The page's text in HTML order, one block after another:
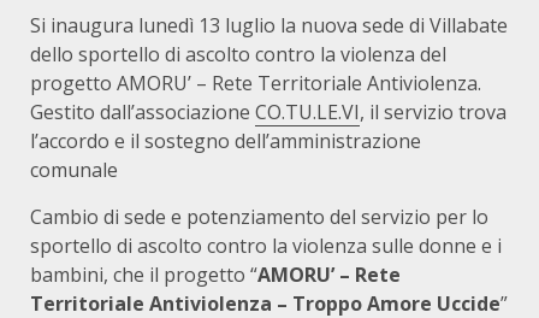
Si inaugura lunedì 13 luglio la nuova sede di Villabate
dello sportello di ascolto contro la violenza del
progetto AMORU’ – Rete Territoriale Antiviolenza.
Gestito dall’associazione CO.TU.LE.VI, il servizio trova
l’accordo e il sostegno dell’amministrazione
comunale
Cambio di sede e potenziamento del servizio per lo
sportello di ascolto contro la violenza sulle donne e i
bambini, che il progetto “AMORU’ – Rete
Territoriale Antiviolenza – Troppo Amore Uccide”